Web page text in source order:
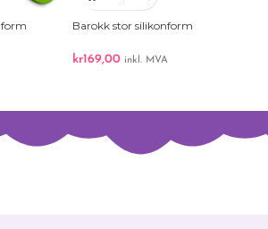
Barokk stor silikonform
kr169,00 inkl. MVA